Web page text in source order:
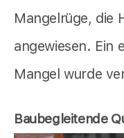
Mangelrüge, die
angewiesen. Ein
Mangel wurde
Baubegleitende